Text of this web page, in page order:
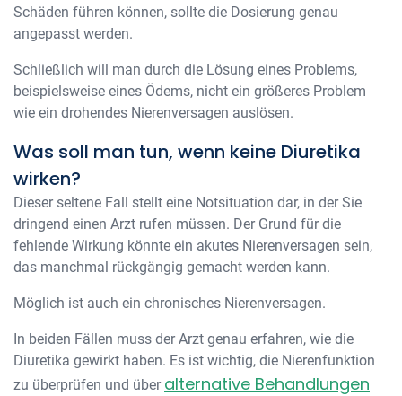
Schäden führen können, sollte die Dosierung genau
angepasst werden.
Schließlich will man durch die Lösung eines Problems,
beispielsweise eines Ödems, nicht ein größeres Problem
wie ein drohendes Nierenversagen auslösen.
Was soll man tun, wenn keine Diuretika
wirken?
Dieser seltene Fall stellt eine Notsituation dar, in der Sie
dringend einen Arzt rufen müssen. Der Grund für die
fehlende Wirkung könnte ein akutes Nierenversagen sein,
das manchmal rückgängig gemacht werden kann.
Möglich ist auch ein chronisches Nierenversagen.
In beiden Fällen muss der Arzt genau erfahren, wie die
Diuretika gewirkt haben. Es ist wichtig, die Nierenfunktion
zu überprüfen und über alternative Behandlungen